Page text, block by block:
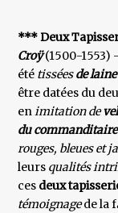
***Deux
Croÿ(1500-1553) -
été tisséesde laine
être datées du
enimitation de
du commanditaire
rouges, bleues et
leurs qualités
ces deux
témoignagede la f